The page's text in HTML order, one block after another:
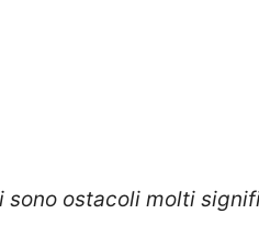
sono ostacoli molti